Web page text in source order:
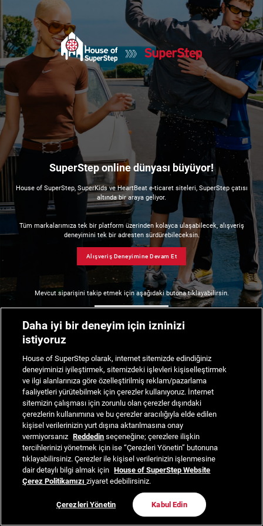
SuperStep online dünyası büyüyor!
House of SuperStep, SuperKids ve HeartBeat e-ticaret siteleri, SuperStep çatısı
altında bir araya geliyor.
Tüm markalarımıza tek bir platform üzerinden kolayca ulaşabilecek, alışveriş
deneyimini tek bir adresten sürdürebileceksin.
Alışveriş Deneyimine Devam Et
Mevcut siparişini takip etmek için aşağıdaki butona tıklayabilirsin.
Daha iyi bir deneyim için izninizi
istiyoruz
House of SuperStep olarak, internet sitemizde edindiğiniz
deneyiminizi iyileştirmek, sitemizdeki işlevleri kişiselleştirmek
ve ilgi alanlarınıza göre özelleştirilmiş reklam/pazarlama
faaliyetleri yürütebilmek için çerezler kullanıyoruz. İnternet
sitemizin çalışması için zorunlu olan çerezler dışındaki
çerezlerin kullanımına ve bu çerezler aracılığıyla elde edilen
kişisel verilerinizin yurt dışına aktarılmasına onay
vermiyorsanız Reddedin seçeneğine; çerezlere ilişkin
tercihlerinizi yönetmek için ise “Çerezleri Yönetin” butonuna
tıklayabilirsiniz. Çerezler ile kişisel verilerinizin işlenmesine
dair detaylı bilgi almak için House of SuperStep Website
Çerez Politikamızıziyaret edebilirsiniz.
Çerezleri Yönetin Kabul Edin